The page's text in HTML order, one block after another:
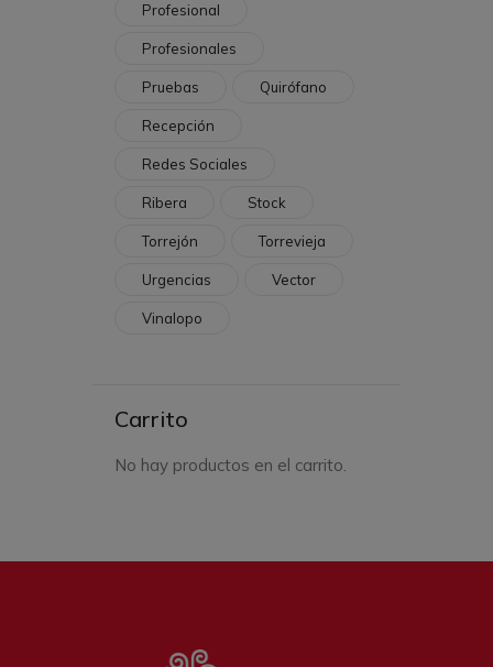
Profesional
Profesionales
Pruebas Quirófano
Recepción
Redes Sociales
Ribera Stock
Torrejón Torrevieja
Urgencias Vector
Vinalopo
Carrito
No hay productos en el carrito.